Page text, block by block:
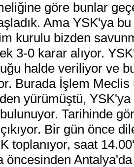
göre bunlar
Ama YSK'ya
kurulu bizden
3-0 karar alıyor.
halde veriliyor ve
Burada İşlem Meclis
yürümüştü, YSK'ya
Tarihinde
Bir gün önce
toplanıyor, saat
öncesinden